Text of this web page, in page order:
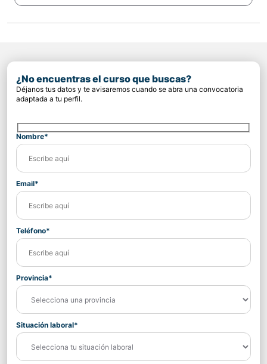
¿No encuentras el curso que buscas?
Déjanos tus datos y te avisaremos cuando se abra una convocatoria
adaptada a tu perfil.
Nombre*
Email*
Teléfono*
Provincia*
Situación laboral*